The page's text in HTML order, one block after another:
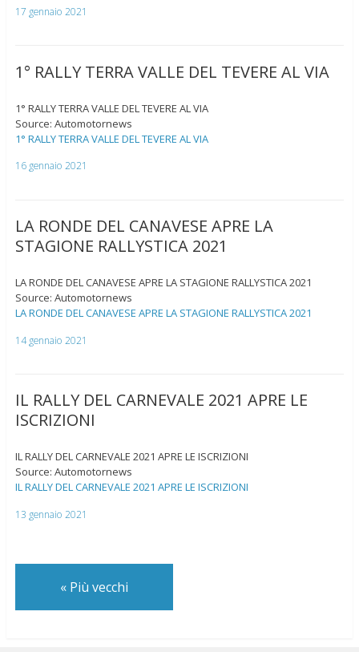
17 gennaio 2021
1° RALLY TERRA VALLE DEL TEVERE AL VIA
1° RALLY TERRA VALLE DEL TEVERE AL VIA
Source: Automotornews
1° RALLY TERRA VALLE DEL TEVERE AL VIA
16 gennaio 2021
LA RONDE DEL CANAVESE APRE LA
STAGIONE RALLYSTICA 2021
LA RONDE DEL CANAVESE APRE LA STAGIONE RALLYSTICA 2021
Source: Automotornews
LA RONDE DEL CANAVESE APRE LA STAGIONE RALLYSTICA 2021
14 gennaio 2021
IL RALLY DEL CARNEVALE 2021 APRE LE
ISCRIZIONI
IL RALLY DEL CARNEVALE 2021 APRE LE ISCRIZIONI
Source: Automotornews
IL RALLY DEL CARNEVALE 2021 APRE LE ISCRIZIONI
13 gennaio 2021
«Più vecchi